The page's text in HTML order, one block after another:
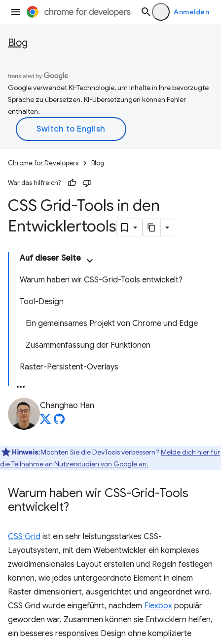
Anmelden
Blog
Google verwendet KI-Technologie, um Inhalte in Ihre bevorzugte
Sprache zu übersetzen. KI-Übersetzungen können Fehler
enthalten.
Chrome for Developers Blog
War das hilfreich?
CSS Grid-Tools in den
Entwicklertools
Auf dieser Seite
Warum haben wir CSS-Grid-Tools entwickelt?
Tool-Design
Ein gemeinsames Projekt von Chrome und Edge
Zusammenfassung der Funktionen
Raster-Persistent-Overlays
Changhao Han
Hinweis:Möchten Sie die DevTools verbessern? Melde dich hier für
die Teilnahme an Nutzerstudien von Google an.
Warum haben wir CSS-Grid-Tools
entwickelt?
CSS Grid ist ein sehr leistungsstarkes CSS-
Layoutsystem, mit dem Webentwickler ein komplexes
zweidimensionales Layout erstellen und Regeln festlegen
können, wie jedes untergeordnete Element in einem
Raster dimensioniert, ausgerichtet und angeordnet wird.
CSS Grid wurde eingeführt, nachdem Flexbox populär
geworden war. Zusammen können sie Entwicklern helfen,
ein besseres responsives Design ohne komplizierte